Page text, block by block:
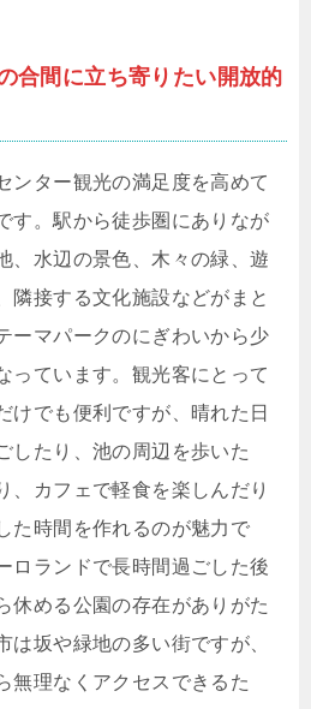
合間に立ち寄りたい開放的
ンター観光の満足度を高めて
す。駅から徒歩圏にありなが
、水辺の景色、木々の緑、遊
隣接する文化施設などがまと
ーマパークのにぎわいから少
っています。観光客にとって
けでも便利ですが、晴れた日
したり、池の周辺を歩いた
、カフェで軽食を楽しんだり
た時間を作れるのが魅力で
ロランドで長時間過ごした後
休める公園の存在がありがた
は坂や緑地の多い街ですが、
無理なくアクセスできるた